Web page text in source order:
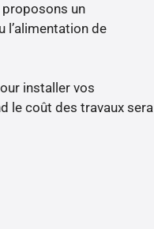
un
l’alimentation de
installer vos
le coût des travaux sera